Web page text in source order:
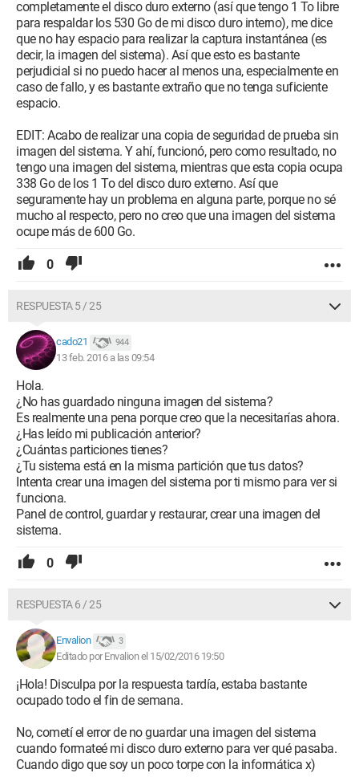
completamente el disco duro externo (así que tengo 1 To libre
para respaldar los 530 Go de mi disco duro interno), me dice
que no hay espacio para realizar la captura instantánea (es
decir, la imagen del sistema). Así que esto es bastante
perjudicial si no puedo hacer al menos una, especialmente en
caso de fallo, y es bastante extraño que no tenga suficiente
espacio.
EDIT: Acabo de realizar una copia de seguridad de prueba sin
imagen del sistema. Y ahí, funcionó, pero como resultado, no
tengo una imagen del sistema, mientras que esta copia ocupa
338 Go de los 1 To del disco duro externo. Así que
seguramente hay un problema en alguna parte, porque no sé
mucho al respecto, pero no creo que una imagen del sistema
ocupe más de 600 Go.
0
RESPUESTA 5 / 25
cado21 944
13 feb. 2016 a las 09:54
Hola.
¿No has guardado ninguna imagen del sistema?
Es realmente una pena porque creo que la necesitarías ahora.
¿Has leído mi publicación anterior?
¿Cuántas particiones tienes?
¿Tu sistema está en la misma partición que tus datos?
Intenta crear una imagen del sistema por ti mismo para ver si
funciona.
Panel de control, guardar y restaurar, crear una imagen del
sistema.
0
RESPUESTA 6 / 25
Envalion 3
Editado por Envalion el 15/02/2016 19:50
¡Hola! Disculpa por la respuesta tardía, estaba bastante
ocupado todo el fin de semana.
No, cometí el error de no guardar una imagen del sistema
cuando formateé mi disco duro externo para ver qué pasaba.
Cuando digo que soy un poco torpe con la informática x)